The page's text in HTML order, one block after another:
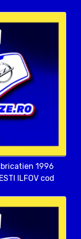
1996
ILFOV cod